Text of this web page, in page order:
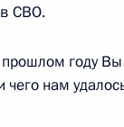
Кремль
СВО.
году Вы
чего нам